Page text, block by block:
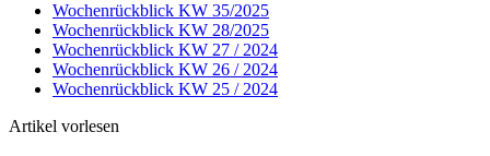
Wochenrückblick KW 35/2025
Wochenrückblick KW 28/2025
Wochenrückblick KW 27 / 2024
Wochenrückblick KW 26 / 2024
Wochenrückblick KW 25 / 2024
Artikel vorlesen